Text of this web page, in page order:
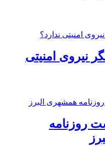
نیروی امنیتی
روزنامه‌